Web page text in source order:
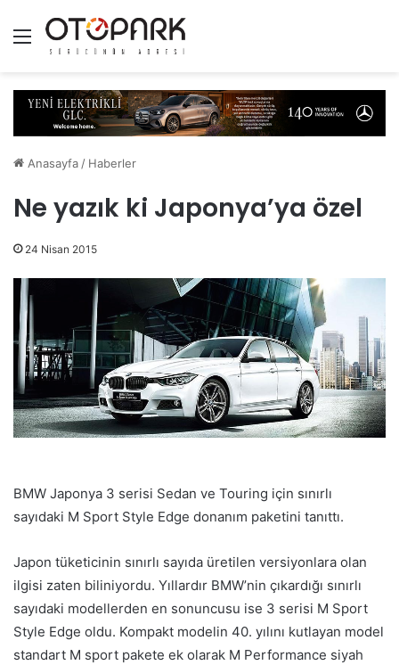
Menü
Anasayfa / Haberler
Ne yazık ki Japonya’ya özel
24 Nisan 2015
BMW Japonya 3 serisi Sedan ve Touring için sınırlı
sayıdaki M Sport Style Edge donanım paketini tanıttı.
Japon tüketicinin sınırlı sayıda üretilen versiyonlara olan
ilgisi zaten biliniyordu. Yıllardır BMW’nin çıkardığı sınırlı
sayıdaki modellerden en sonuncusu ise 3 serisi M Sport
Style Edge oldu. Kompakt modelin 40. yılını kutlayan model
standart M sport pakete ek olarak M Performance siyah